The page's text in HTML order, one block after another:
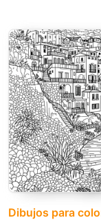
Dibujos para